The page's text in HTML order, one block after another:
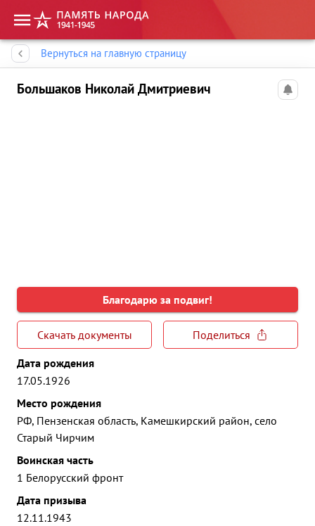
Вернуться на главную страницу
Большаков Николай Дмитриевич
Благодарю за подвиг!
Скачать документы
Поделиться
Дата рождения
17.05.1926
Место рождения
РФ, Пензенская область, Камешкирский район, село
Старый Чирчим
Воинская часть
1 Белорусский фронт
Дата призыва
12.11.1943
Память народа